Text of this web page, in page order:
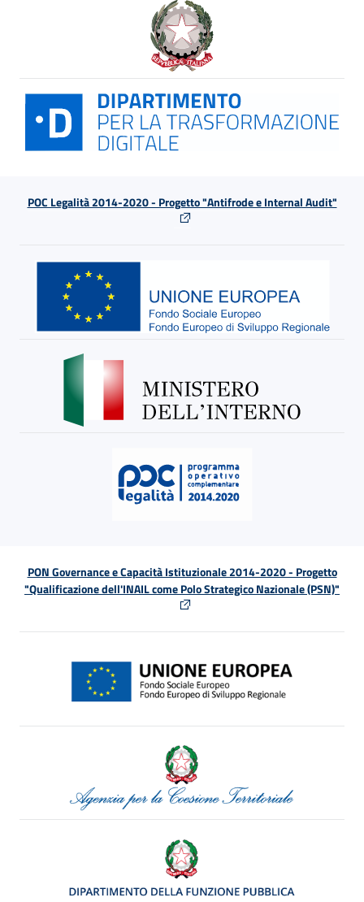
POC Legalità 2014-2020 - Progetto "Antifrode e Internal Audit"
PON Governance e Capacità Istituzionale 2014-2020 - Progetto
"Qualificazione dell'INAIL come Polo Strategico Nazionale (PSN)"